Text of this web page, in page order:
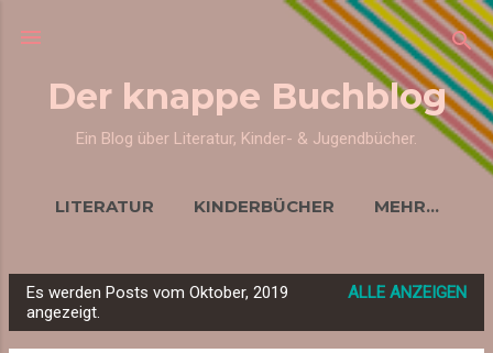
Direkt zum Hauptbereich
Der knappe Buchblog
Ein Blog über Literatur, Kinder- & Jugendbücher.
LITERATUR KINDERBÜCHER MEHR…
o
Es werden Posts vom Oktober, 2019
angezeigt.
ALLE ANZEIGEN